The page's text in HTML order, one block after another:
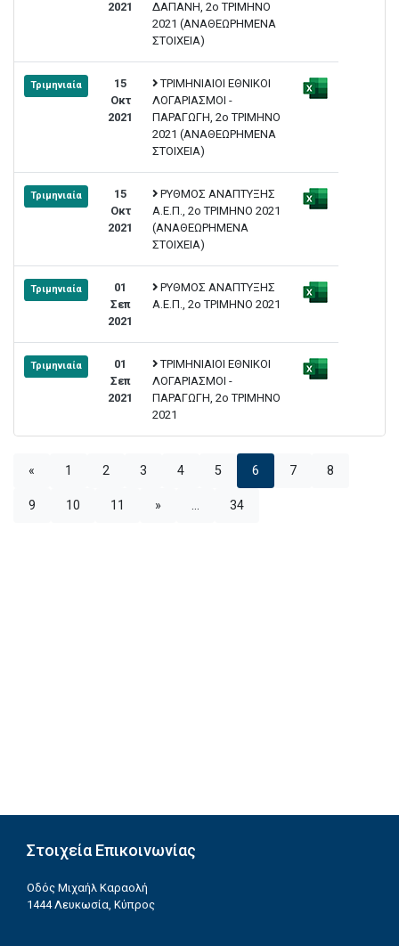
2021
ΔΑΠΑΝΗ, 2ο ΤΡΙΜΗΝΟ
2021 (ΑΝΑΘΕΩΡΗΜΕΝΑ
ΣΤΟΙΧΕΙΑ)
Τριμηνιαία
15
Οκτ
2021
ΤΡΙΜΗΝΙΑΙΟΙ ΕΘΝΙΚΟΙ
ΛΟΓΑΡΙΑΣΜΟΙ -
ΠΑΡΑΓΩΓΗ, 2ο ΤΡΙΜΗΝΟ
2021 (ΑΝΑΘΕΩΡΗΜΕΝΑ
ΣΤΟΙΧΕΙΑ)
Τριμηνιαία
15
Οκτ
2021
ΡΥΘΜΟΣ ΑΝΑΠΤΥΞΗΣ
Α.Ε.Π., 2ο ΤΡΙΜΗΝΟ 2021
(ΑΝΑΘΕΩΡΗΜΕΝΑ
ΣΤΟΙΧΕΙΑ)
Τριμηνιαία
01
Σεπ
2021
ΡΥΘΜΟΣ ΑΝΑΠΤΥΞΗΣ
Α.Ε.Π., 2ο ΤΡΙΜΗΝΟ 2021
Τριμηνιαία
01
Σεπ
2021
ΤΡΙΜΗΝΙΑΙΟΙ ΕΘΝΙΚΟΙ
ΛΟΓΑΡΙΑΣΜΟΙ -
ΠΑΡΑΓΩΓΗ, 2ο ΤΡΙΜΗΝΟ
2021
« 1 2 3 4 5 6 7 8
9 10 11 » ... 34
Στοιχεία Επικοινωνίας
Οδός Μιχαήλ Καραολή
1444 Λευκωσία, Κύπρος